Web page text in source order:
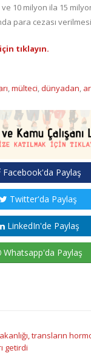
10 milyon ila 15
para cezası
tıklayın.
,mülteci,dünyadan,
Facebook'da Paylaş
Twitter'da Paylaş
LinkedIn'de Paylaş
Whatsapp'da Paylaş
transların
getirdi